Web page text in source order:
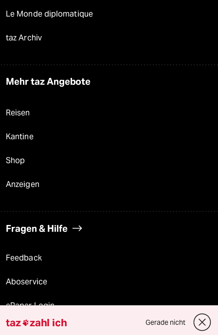
Le Monde diplomatique
taz Archiv
Mehr taz Angebote
Reisen
Kantine
Shop
Anzeigen
Fragen & Hilfe
Feedback
Aboservice
ePaper Login
Downloads für Abonnierende
taz zahl ich Gerade nicht